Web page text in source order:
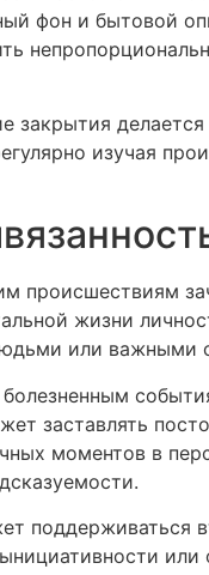
фон и бытовой
закрытия
изучая
происшествиям
жизни
или важными
заставлять
моментов в